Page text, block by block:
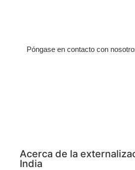
Póngase en contacto con
Acerca de la
India